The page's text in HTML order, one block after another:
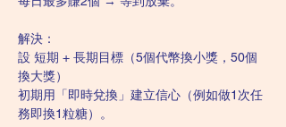
解決：
設 短期 + 長期目標（5個代幣換小獎，50個
換大獎）
初期用「即時兌換」建立信心（例如做1次任
務即換1粒糖）。